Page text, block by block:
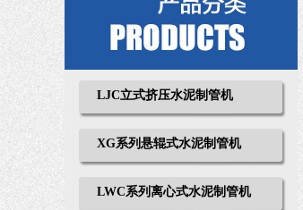
LJC立式挤压水泥制管机
XG系列悬辊式水泥制管机
LWC系列离心式水泥制管机